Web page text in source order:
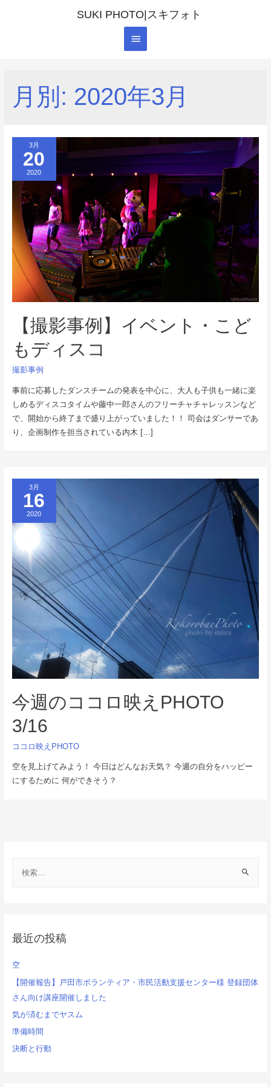
SUKI PHOTO|スキフォト
メ
メ
ー
月別: 2020年3月
3月
20
2020
【撮影事例】イベント・こど
もディスコ
撮影事例
事前に応募したダンスチームの発表を中心に、大人も子供も一緒に楽
しめるディスコタイムや藤中一郎さんのフリーチャチャレッスンなど
で、開始から終了まで盛り上がっていました！！ 司会はダンサーであ
り、企画制作を担当されている内木 […]
3月
16
2020
今週のココロ映えPHOTO
3/16
ココロ映えPHOTO
空を見上げてみよう！ 今日はどんなお天気？ 今週の自分をハッピー
にするために 何ができそう？
最近の投稿
空
【開催報告】戸田市ボランティア・市民活動支援センター様 登録団体
さん向け講座開催しました
気が済むまでヤスム
準備時間
決断と行動